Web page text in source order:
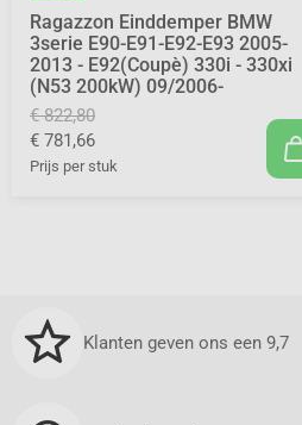
Ragazzon Einddemper BMW
3serie E90-E91-E92-E93 2005-
2013 - E92(Coupè) 330i - 330xi
(N53 200kW) 09/2006-
€ 822,80
€ 781,66
Prijs per stuk
Klanten geven ons een 9,7